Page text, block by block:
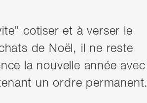
cotiser et à verser le
de Noël, il ne reste
la nouvelle année avec
un ordre permanent.